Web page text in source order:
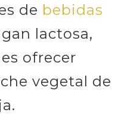
de bebidas
lactosa,
ofrecer
vegetal de